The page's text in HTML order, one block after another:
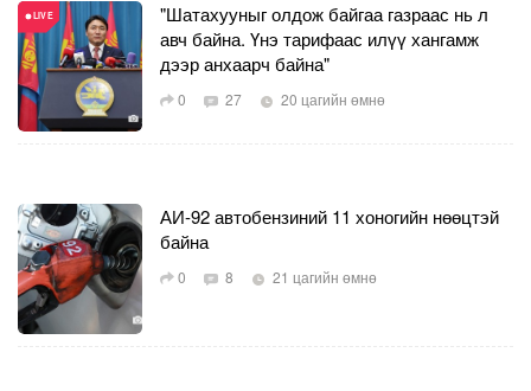
"Шатахууныг олдож байгаа газраас нь л
авч байна. Үнэ тарифаас илүү хангамж
дээр анхаарч байна"
0 27 20 цагийн өмнө
АИ-92 автобензиний 11 хоногийн нөөцтэй
байна
0 8 21 цагийн өмнө